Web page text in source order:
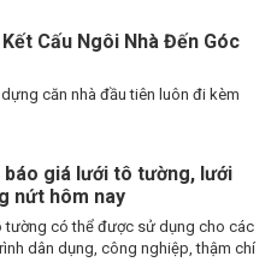
Cấu Ngôi Nhà Đến Góc
căn nhà đầu tiên luôn đi kèm
báo giá lưới tô tường, lưới
nứt hôm nay
tường có thể được sử dụng cho các
dân dụng, công nghiệp, thậm chí